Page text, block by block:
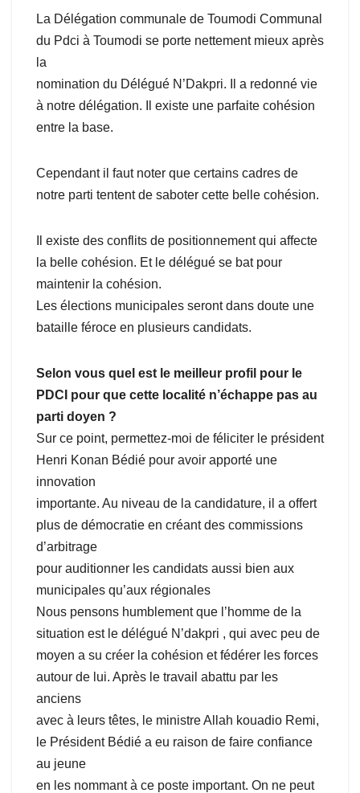
La Délégation communale de Toumodi Communal
du Pdci à Toumodi se porte nettement mieux après
la
nomination du Délégué N’Dakpri. Il a redonné vie
à notre délégation. Il existe une parfaite cohésion
entre la base.
Cependant il faut noter que certains cadres de
notre parti tentent de saboter cette belle cohésion.
Il existe des conflits de positionnement qui affecte
la belle cohésion. Et le délégué se bat pour
maintenir la cohésion.
Les élections municipales seront dans doute une
bataille féroce en plusieurs candidats.
Selon vous quel est le meilleur profil pour le
PDCI pour que cette localité n’échappe pas au
parti doyen ?
Sur ce point, permettez-moi de féliciter le président
Henri Konan Bédié pour avoir apporté une
innovation
importante. Au niveau de la candidature, il a offert
plus de démocratie en créant des commissions
d’arbitrage
pour auditionner les candidats aussi bien aux
municipales qu’aux régionales
Nous pensons humblement que l’homme de la
situation est le délégué N’dakpri , qui avec peu de
moyen a su créer la cohésion et fédérer les forces
autour de lui. Après le travail abattu par les
anciens
avec à leurs têtes, le ministre Allah kouadio Remi,
le Président Bédié a eu raison de faire confiance
au jeune
en les nommant à ce poste important. On ne peut